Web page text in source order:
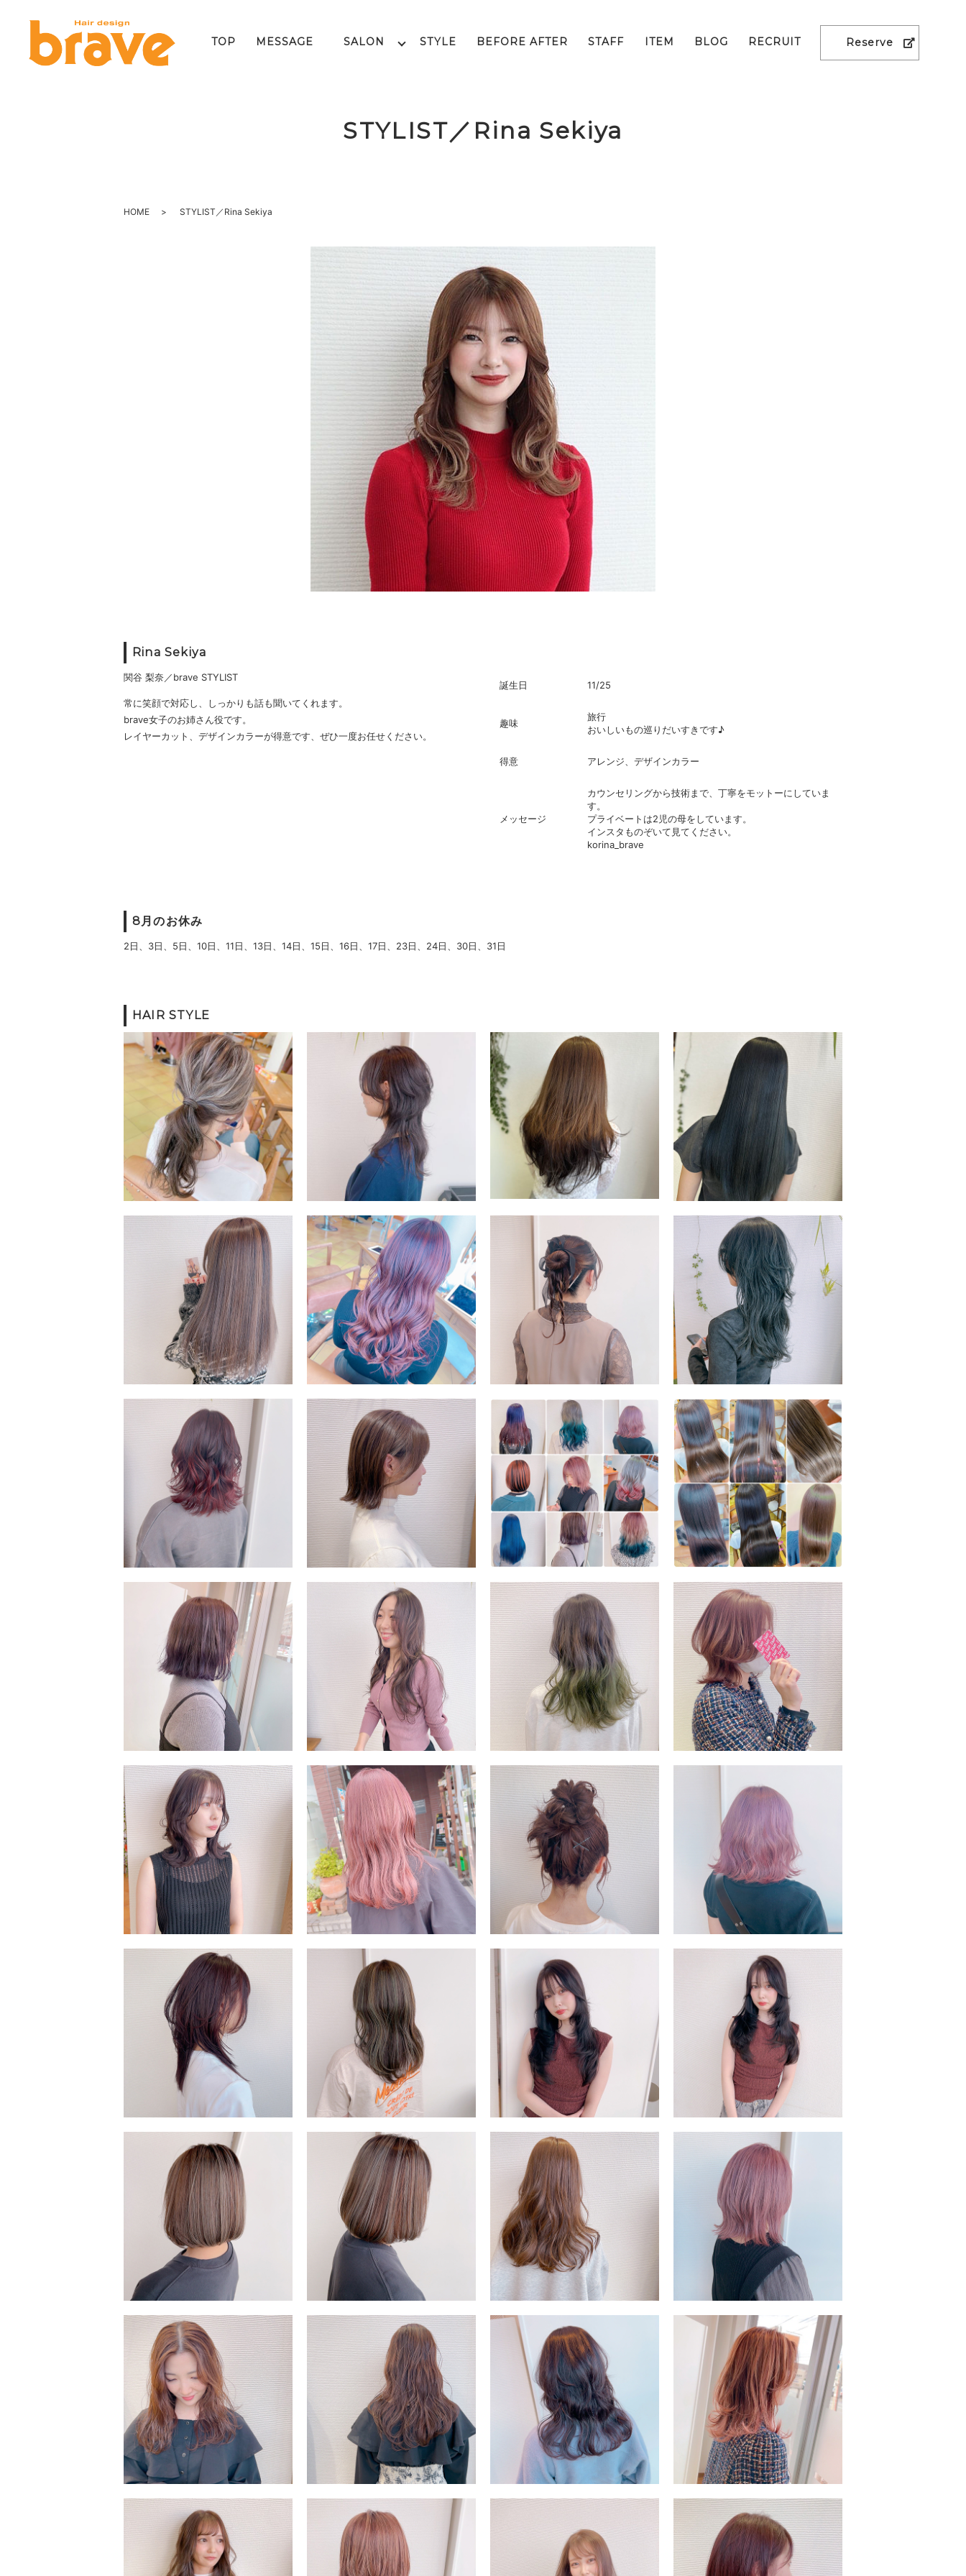
TOP MESSAGE SALON STYLE BEFORE AFTER STAFF ITEM BLOG RECRUIT Reserve
STYLIST／Rina Sekiya
HOME STYLIST／Rina Sekiya
Rina Sekiya
関谷 梨奈／brave STYLIST
常に笑顔で対応し、しっかりも話も聞いてくれます。
brave女子のお姉さん役です。
レイヤーカット、デザインカラーが得意です、ぜひ一度お任せください。
誕生日 11/25
趣味
旅行
おいしいもの巡りだいすきです♪
得意 アレンジ、デザインカラー
メッセージ
カウンセリングから技術まで、丁寧をモットーにしていま
す。
プライベートは2児の母をしています。
インスタものぞいて見てください。
korina_brave
8月のお休み
2日、3日、5日、10日、11日、13日、14日、15日、16日、17日、23日、24日、30日、31日
HAIR STYLE